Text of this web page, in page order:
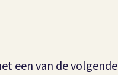
een van de volgende